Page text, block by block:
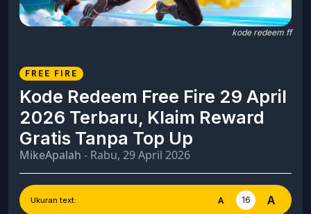
kode redeem ff
FREE FIRE
Kode Redeem Free Fire 29 April
2026 Terbaru, Klaim Reward
Gratis Tanpa Top Up
MikeApalah - Rabu, 29 April 2026
Ukuran text: A 16 A